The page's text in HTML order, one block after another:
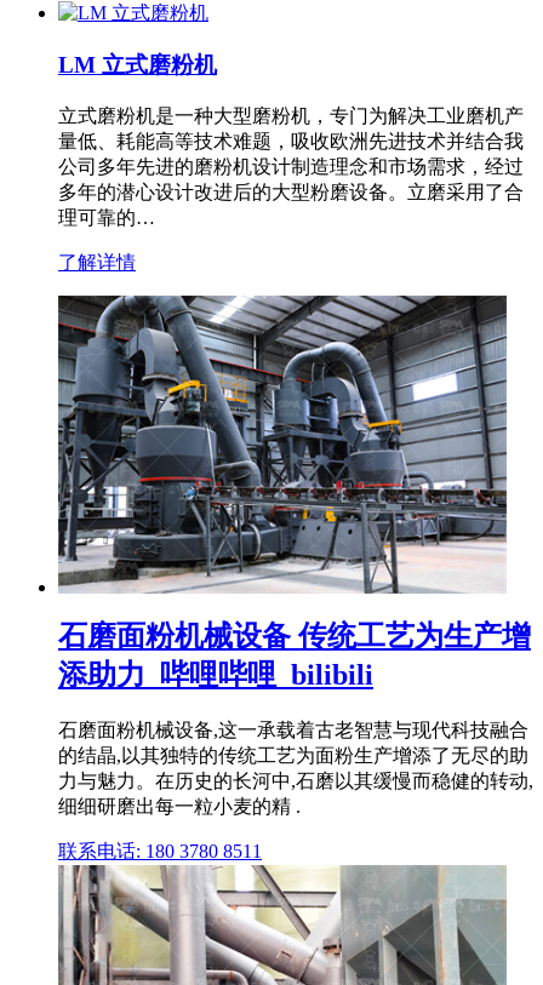
LM 立式磨粉机
立式磨粉机是一种大型磨粉机，专门为解决工业磨机产
量低、耗能高等技术难题，吸收欧洲先进技术并结合我
公司多年先进的磨粉机设计制造理念和市场需求，经过
多年的潜心设计改进后的大型粉磨设备。立磨采用了合
理可靠的…
了解详情
石磨面粉机械设备 传统工艺为生产增
添助力_哔哩哔哩_bilibili
石磨面粉机械设备,这一承载着古老智慧与现代科技融合
的结晶,以其独特的传统工艺为面粉生产增添了无尽的助
力与魅力。在历史的长河中,石磨以其缓慢而稳健的转动,
细细研磨出每一粒小麦的精 .
联系电话: 180 3780 8511